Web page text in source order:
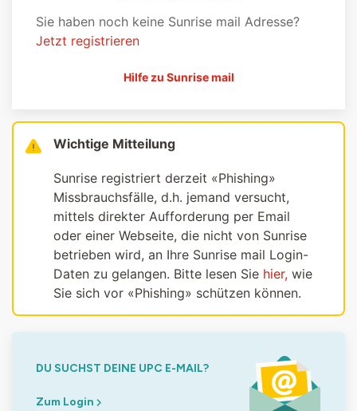
Sie haben noch keine Sunrise mail Adresse?
Jetzt registrieren
Hilfe zu Sunrise mail
Wichtige Mitteilung
Sunrise registriert derzeit «Phishing»
Missbrauchsfälle, d.h. jemand versucht,
mittels direkter Aufforderung per Email
oder einer Webseite, die nicht von Sunrise
betrieben wird, an Ihre Sunrise mail Login-
Daten zu gelangen. Bitte lesen Sie hier, wie
Sie sich vor «Phishing» schützen können.
DU SUCHST DEINE UPC E-MAIL?
Zum Login